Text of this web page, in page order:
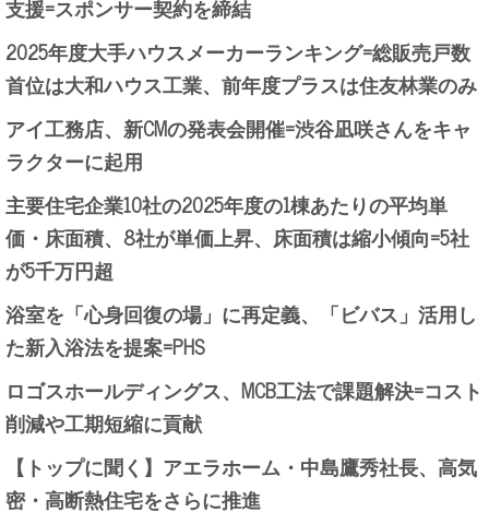
支援=スポンサー契約を締結
2025年度大手ハウスメーカーランキング=総販売戸数
首位は大和ハウス工業、前年度プラスは住友林業のみ
アイ工務店、新CMの発表会開催=渋谷凪咲さんをキャ
ラクターに起用
主要住宅企業10社の2025年度の1棟あたりの平均単
価・床面積、8社が単価上昇、床面積は縮小傾向=5社
が5千万円超
浴室を「心身回復の場」に再定義、「ビバス」活用し
た新入浴法を提案=PHS
ロゴスホールディングス、MCB工法で課題解決=コスト
削減や工期短縮に貢献
【トップに聞く】アエラホーム・中島鷹秀社長、高気
密・高断熱住宅をさらに推進